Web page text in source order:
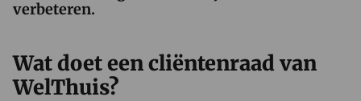
verbeteren.
Wat doet een cliëntenraad van
WelThuis?